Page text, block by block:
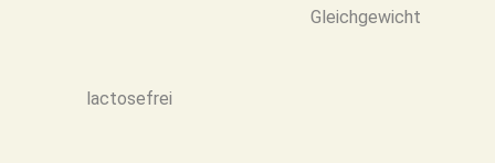
lactosefrei
Gleichgewicht